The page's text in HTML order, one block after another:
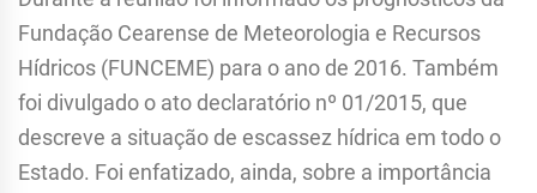
Fundação Cearense de Meteorologia e Recursos
Hídricos (FUNCEME) para o ano de 2016. Também
foi divulgado o ato declaratório nº 01/2015, que
descreve a situação de escassez hídrica em todo o
Estado. Foi enfatizado, ainda, sobre a importância